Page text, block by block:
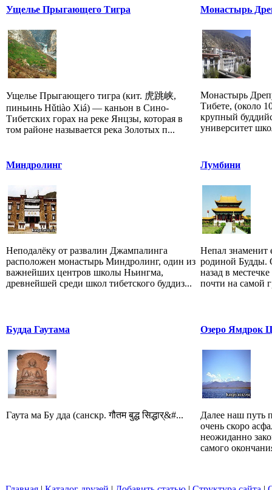
Ущелье Прыгающего Тигра
Ущелье Прыгающего тигра (кит. 虎跳峡,
пиньинь Hǔtiào Xiá) — каньон в Сино-
Тибетских горах на реке Янцзы, которая в
том районе называется река Золотых п...
Монастырь
Монастырь
Тибете, (около
крупный
университет
Миндролинг
Неподалёку от развалин Джампалинга
расположен монастырь Миндролинг, один из
важнейших центров школы Ньингма,
древнейшей среди школ тибетского буддиз...
Лумбини
Непал знаменит
родиной Будды.
назад в
почти на самой
Будда Гаутама
Гаута ма Бу дда (санскр. गौतम बुद्ध सिद्धार्&#...
Озеро Ямдрок
Далее наш путь
очень скоро
неожиданно
самого